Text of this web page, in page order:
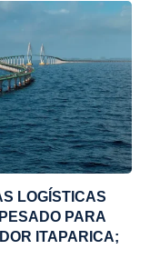
LOGÍSTICAS
PARA
ITAPARICA;